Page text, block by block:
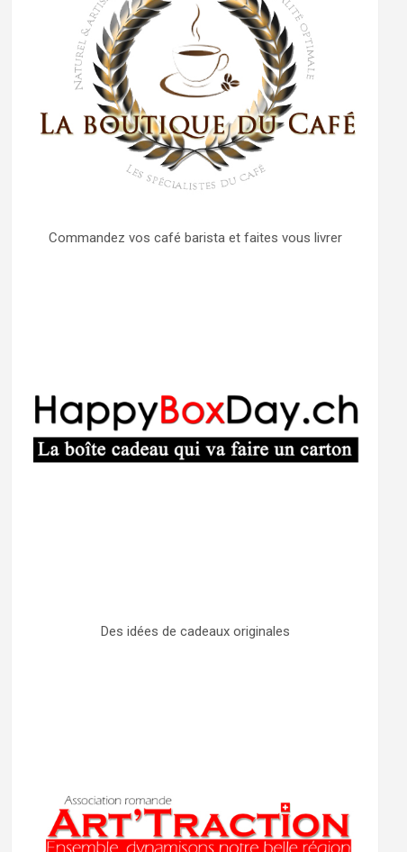
Commandez vos café barista et faites vous livrer
Des idées de cadeaux originales